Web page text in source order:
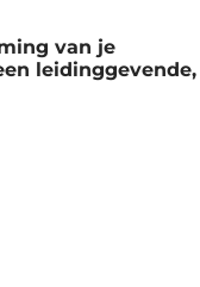
van je
leidinggevende,